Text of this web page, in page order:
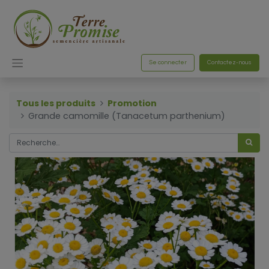
Se connecter Contactez-nous
Tous les produits
Promotion
Grande camomille (Tanacetum parthenium)